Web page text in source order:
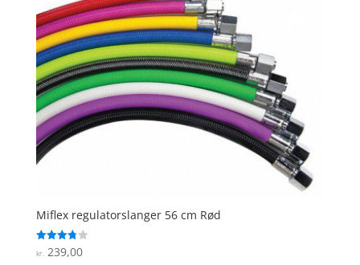
Miflex regulatorslanger 56 cm Rød
Vurderet
3.8
kr.239,00